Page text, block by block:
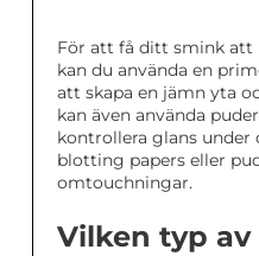
För att få ditt smink att
kan du använda en
att skapa en jämn yta
kan även använda
kontrollera glans under
blotting papers eller
omtouchningar.
Vilken typ